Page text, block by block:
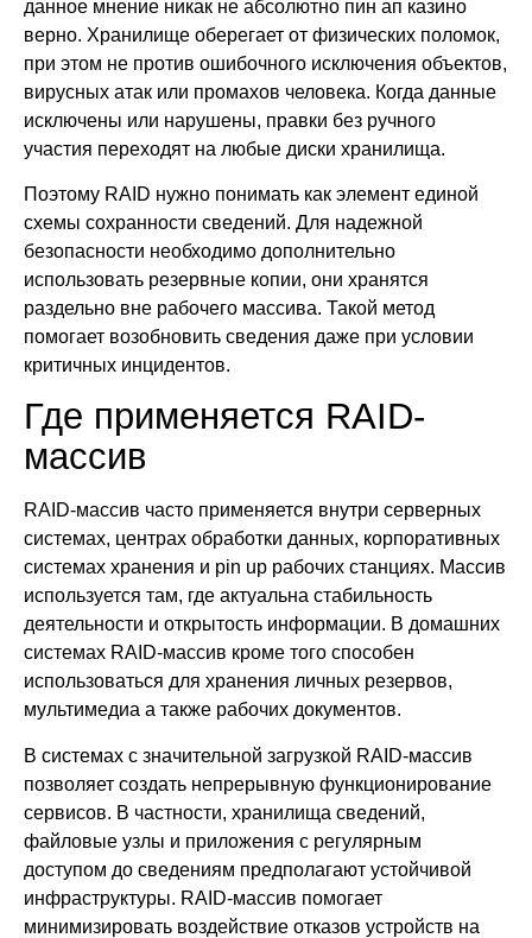
данное мнение никак не абсолютно пин ап казино
верно. Хранилище оберегает от физических поломок,
при этом не против ошибочного исключения объектов,
вирусных атак или промахов человека. Когда данные
исключены или нарушены, правки без ручного
участия переходят на любые диски хранилища.
Поэтому RAID нужно понимать как элемент единой
схемы сохранности сведений. Для надежной
безопасности необходимо дополнительно
использовать резервные копии, они хранятся
раздельно вне рабочего массива. Такой метод
помогает возобновить сведения даже при условии
критичных инцидентов.
Где применяется RAID-
массив
RAID-массив часто применяется внутри серверных
системах, центрах обработки данных, корпоративных
системах хранения и pin up рабочих станциях. Массив
используется там, где актуальна стабильность
деятельности и открытость информации. В домашних
системах RAID-массив кроме того способен
использоваться для хранения личных резервов,
мультимедиа а также рабочих документов.
В системах с значительной загрузкой RAID-массив
позволяет создать непрерывную функционирование
сервисов. В частности, хранилища сведений,
файловые узлы и приложения с регулярным
доступом до сведениям предполагают устойчивой
инфраструктуры. RAID-массив помогает
минимизировать воздействие отказов устройств на